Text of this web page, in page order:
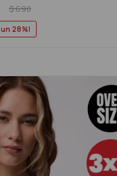
$690
28